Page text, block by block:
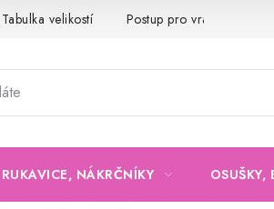
Tabulka velikostí Postup pro vrácení a
NÁKRČNÍKY OSUŠKY,